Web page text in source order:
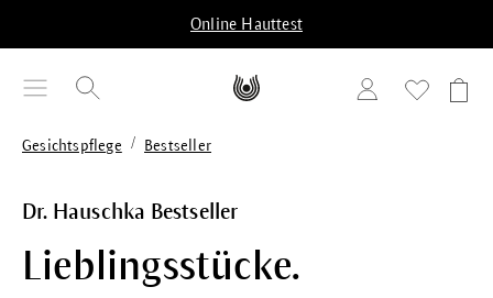
Online Hauttest
Gesichtspflege / Bestseller
Dr. Hauschka Bestseller
Lieblingsstücke.